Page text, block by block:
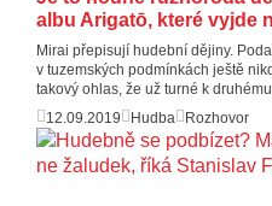
albu Arigatō, které vyjde
Mirai přepisují hudební dějiny.
v tuzemských podmínkách ještě
takový ohlas, že už turné k
12.09.2019
Hudba Rozhovor